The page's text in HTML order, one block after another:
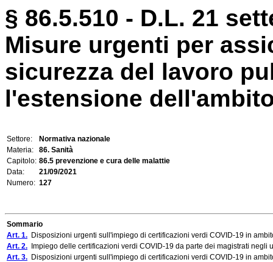
§ 86.5.510 - D.L. 21
Misure urgenti per
sicurezza del lavoro
l'estensione
Settore:
Normativa nazionale
Materia:
86. Sanità
Capitolo: 86.5 prevenzione e cura delle malattie
Data:
21/09/2021
Numero: 127
Sommario
Art. 1. Disposizioni urgenti sull'impiego di certificazioni verdi COVID-19 in
Art. 2. Impiego delle certificazioni verdi COVID-19 da parte dei magistrati negli
Art. 3. Disposizioni urgenti sull'impiego di certificazioni verdi COVID-19 in